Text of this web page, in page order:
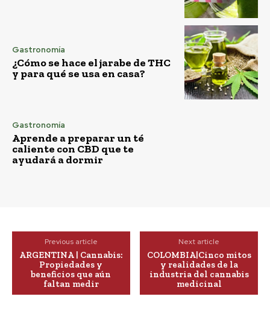
Gastronomía
¿Cómo se hace el jarabe de THC
y para qué se usa en casa?
Gastronomía
Aprende a preparar un té
caliente con CBD que te
ayudará a dormir
Previous article
ARGENTINA | Cannabis:
Propiedades y
beneficios que aún
faltan medir
Next article
COLOMBIA|Cinco mitos
y realidades de la
industria del cannabis
medicinal